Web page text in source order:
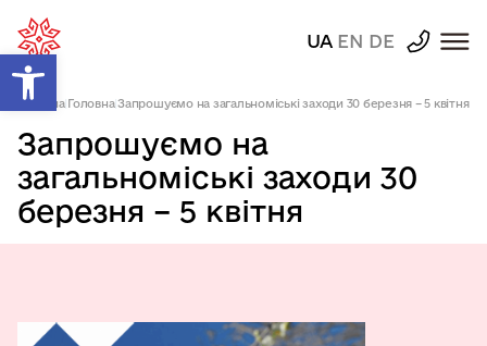
Відкрити Панель інструментів
UA EN DE
Головна| Головна|Запрошуємо на загальноміські заходи 30 березня – 5 квітня
Запрошуємо на
загальноміські заходи 30
березня – 5 квітня